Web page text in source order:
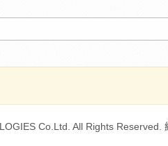
Co.Ltd. All Rights Reserved.